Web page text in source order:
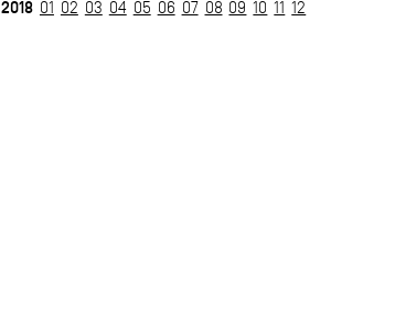
2018 01 02 03 04 05 06 07 08 09 10 11 12